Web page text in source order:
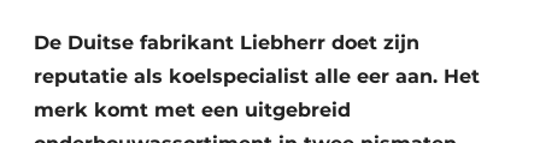
De Duitse fabrikant Liebherr doet zijn
reputatie als koelspecialist alle eer aan. Het
merk komt met een uitgebreid